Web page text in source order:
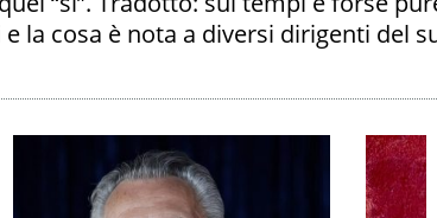
la cosa è nota a diversi dirigenti del